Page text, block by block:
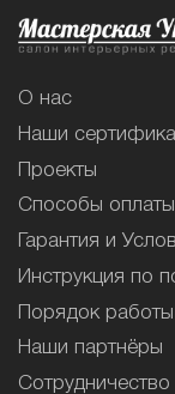
О нас
Наши
Проекты
Способы оплаты
Гарантия и
Инструкция по
Порядок
Наши партнёры
Сотрудничество